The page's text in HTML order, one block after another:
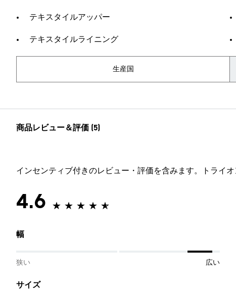
テキスタイルアッパー
テキスタイルライニング
生産国
商品レビュー＆評価 (5)
インセンティブ付きのレビュー・評価を含みます。トライ
4.6
幅
狭い 広い
サイズ